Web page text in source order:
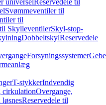
universelReservedele til
Svømmeventiler til
til
SkylleventilerSkyl-stop-
DobbeltskylReservedele
Forsyningssystemer
T-stykkerIndvendig
cirkulationOvergange,
Reservedele til